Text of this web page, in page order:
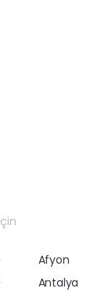
Afyon
Antalya